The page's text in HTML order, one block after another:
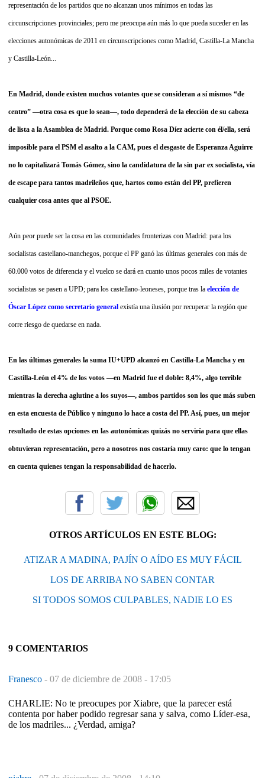
representación de los partidos que no alcanzan unos mínimos en todas las
circunscripciones provinciales; pero me preocupa aún más lo que pueda suceder en las
elecciones autonómicas de 2011 en circunscripciones como Madrid, Castilla-La Mancha
y Castilla-León...
En Madrid, donde existen muchos votantes que se consideran a sí mismos “de
centro” —otra cosa es que lo sean—, todo dependerá de la elección de su cabeza
de lista a la Asamblea de Madrid. Porque como Rosa Díez acierte con él/ella, será
imposible para el PSM el asalto a la CAM, pues el desgaste de Esperanza Aguirre
no lo capitalizará Tomás Gómez, sino la candidatura de la sin par ex socialista, vía
de escape para tantos madrileños que, hartos como están del PP, prefieren
cualquier cosa antes que al PSOE.
Aún peor puede ser la cosa en las comunidades fronterizas con Madrid: para los
socialistas castellano-manchegos, porque el PP ganó las últimas generales con más de
60.000 votos de diferencia y el vuelco se dará en cuanto unos pocos miles de votantes
socialistas se pasen a UPD; para los castellano-leoneses, porque tras la elección de
Óscar López como secretario general existía una ilusión por recuperar la región que
corre riesgo de quedarse en nada.
En las últimas generales la suma IU+UPD alcanzó en Castilla-La Mancha y en
Castilla-León el 4% de los votos —en Madrid fue el doble: 8,4%, algo terrible
mientras la derecha aglutine a los suyos—, ambos partidos son los que más suben
en esta encuesta de Público y ninguno lo hace a costa del PP. Así, pues, un mejor
resultado de estas opciones en las autonómicas quizás no serviría para que ellas
obtuvieran representación, pero a nosotros nos costaría muy caro: que lo tengan
en cuenta quienes tengan la responsabilidad de hacerlo.
OTROS ARTÍCULOS EN ESTE BLOG:
ATIZAR A MADINA, PAJÍN O AÍDO ES MUY FÁCIL
LOS DE ARRIBA NO SABEN CONTAR
SI TODOS SOMOS CULPABLES, NADIE LO ES
9 COMENTARIOS
Franesco - 07 de diciembre de 2008 - 17:05
CHARLIE: No te preocupes por Xiabre, que la parecer está
contenta por haber podido regresar sana y salva, como Líder-esa,
de los madriles... ¿Verdad, amiga?